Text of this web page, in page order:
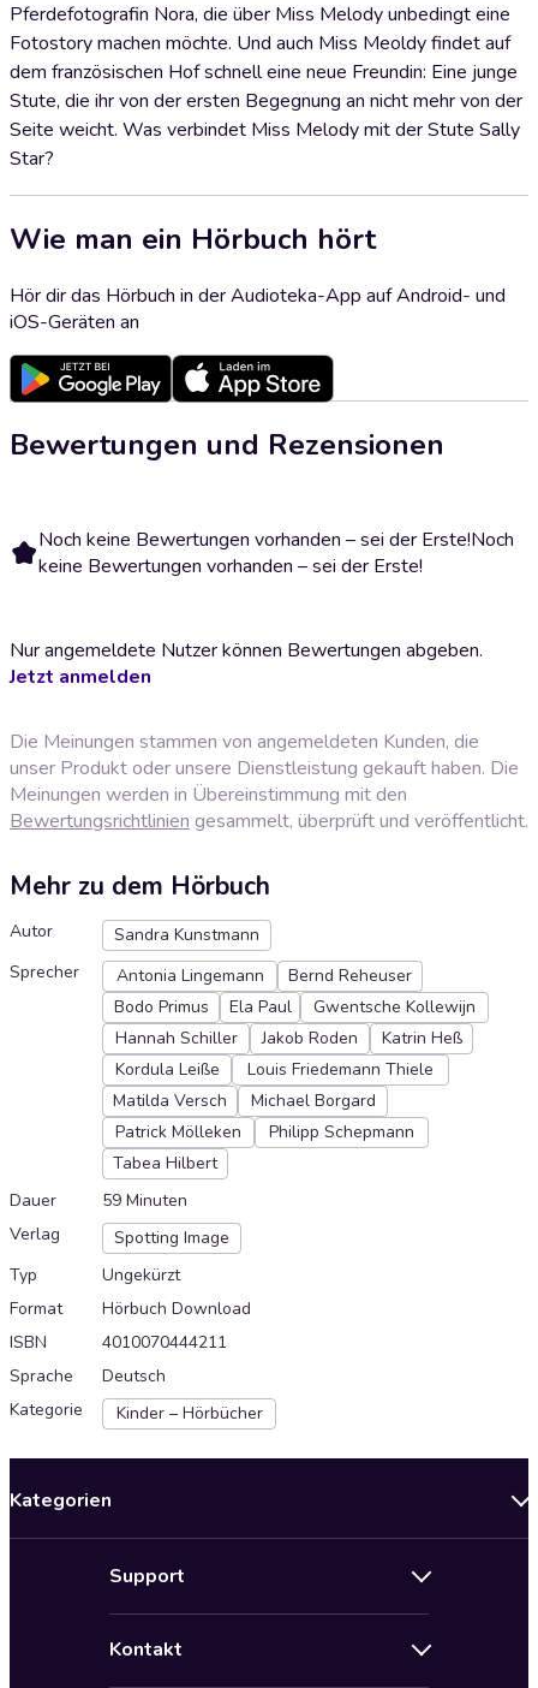
Pferdefotografin Nora, die über Miss Melody unbedingt eine
Fotostory machen möchte. Und auch Miss Meoldy findet auf
dem französischen Hof schnell eine neue Freundin: Eine junge
Stute, die ihr von der ersten Begegnung an nicht mehr von der
Seite weicht. Was verbindet Miss Melody mit der Stute Sally
Star?
Wie man ein Hörbuch hört
Hör dir das Hörbuch in der Audioteka-App auf Android- und
iOS-Geräten an
Bewertungen und Rezensionen
Noch keine Bewertungen vorhanden – sei der Erste!Noch
keine Bewertungen vorhanden – sei der Erste!
Nur angemeldete Nutzer können Bewertungen abgeben.
Jetzt anmelden
Die Meinungen stammen von angemeldeten Kunden, die
unser Produkt oder unsere Dienstleistung gekauft haben. Die
Meinungen werden in Übereinstimmung mit den
Bewertungsrichtlinien gesammelt, überprüft und veröffentlicht.
Mehr zu dem Hörbuch
Autor
Sandra Kunstmann
Sprecher
Antonia Lingemann
Bernd Reheuser
Bodo Primus
Ela Paul
Gwentsche Kollewijn
Hannah Schiller
Jakob Roden
Katrin Heß
Kordula Leiße
Louis Friedemann Thiele
Matilda Versch
Michael Borgard
Patrick Mölleken
Philipp Schepmann
Tabea Hilbert
Dauer
59 Minuten
Verlag
Spotting Image
Typ
Ungekürzt
Format
Hörbuch Download
ISBN
4010070444211
Sprache
Deutsch
Kategorie
Kinder – Hörbücher
Kategorien
Support
Kontakt